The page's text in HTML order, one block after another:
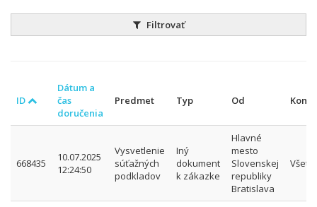
Filtrovať
ID
Dátum a
čas
doručenia
Predmet Typ Od Komu
668435
10.07.2025
12:24:50
Vysvetlenie
súťažných
podkladov
Iný
dokument
k zákazke
Hlavné
mesto
Slovenskej
republiky
Bratislava